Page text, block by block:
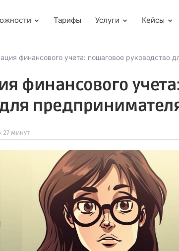
Тарифы Услуги Кейсы
финансового учета: пошаговое руководство
финансового
27 минут